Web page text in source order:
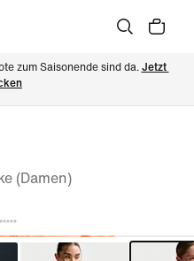
zum Saisonende sind da. Jetzt
(Damen)